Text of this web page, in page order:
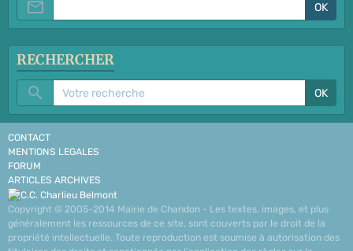
OK
RECHERCHER
OK
CONTACT
MENTIONS LEGALES
FORUM
ARTICLES ARCHIVES
Copyright © 2005-2014 Mairie de Chandon - Les textes, images, et plus
généralement les ressources de ce site, sont couverts par le droit de la
propriété intellectuelle. Toute reproduction est soumise à autorisation des